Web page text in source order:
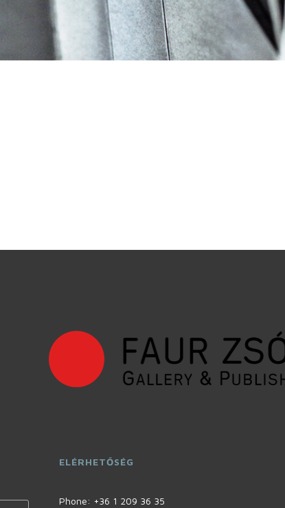
ELÉRHETŐSÉG
Phone: +36 1 209 36 35